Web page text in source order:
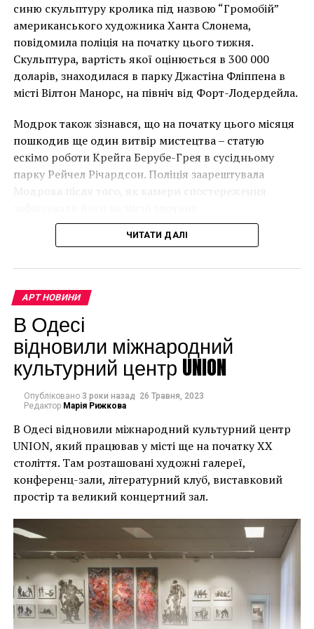
Задержали арт-дилера, который занимался
мошенничеством
ПОПЕРЕДНЯ СТАТТЯ
7 уникальных случаев невольного вандализма в
музеях
накинеться на упаковку чіпсів – сюжет графіті, що
має ознаки вуличного художника Бенксі, на стіні в
Лоустофті на східному узбережжі Англії 8 серпня 2021
року. (Фото Джастіна Талліса / AFP)
В інтерв’ю “Таймс” пан Куттс сказав:
“Спочатку це було
неймовірно, але з
розвитком подій це
стало надзвичайно
впевнений, що Бенксі
усвідомлює
непередбачувані
наслідки для власників
будинків. Якби ми
могли повернути час
назад, ми б це
зробили”.
Хулігани, які намагалися зафарбувати мурал, злодії,
які відколювали зафарбовані фрагменти, щоб
продати їх у Facebook, тріщини в стіні та члени
окружної ради – це лише деякі з неприємностей, з
якими довелося зіткнутися Куттсам. Після крадіжки
їм довелося за власний кошт найняти охоронця,
який би наглядав за муралом вночі.
Єдиний вихід, кажуть Куттси, – це зняти 22-тонну
фреску, а для цього за останній місяць довелося
“зміцнити її 12 шарами смоли, скловолокна і
п’ятьма тоннами сталі, а також використовувати 40-
синю скульптуру кролика під назвою “Громобій”
американського художника Ханта Слонема,
повідомила поліція на початку цього тижня.
Скульптура, вартість якої оцінюється в 300 000
доларів, знаходилася в парку Джастіна Фліппена в
місті Вілтон Манорс, на північ від Форт-Лодердейла.
Модрок також зізнався, що на початку цього місяця
пошкодив ще один витвір мистецтва – статую
ескімо роботи Крейга Берубе-Грея в сусідньому
парку Рейчел Річардсон. Поліція заарештувала
Модрока після того, як камери спостереження
Хант Слонем “Thunderbunny”, 2022
ЧИТАТИ ДАЛІ
АРТ НОВИНИ
В Одесі
відновили міжнародний
культурний центр UNION
Опубліковано 3 роки назад 26 Травня, 2023
Редактор Марія Рижкова
В Одесі відновили міжнародний культурний центр
UNION, який працював у місті ще на початку XX
століття. Там розташовані художні галереї,
конференц-зали, літературний клуб, виставковий
простір та великий концертний зал.